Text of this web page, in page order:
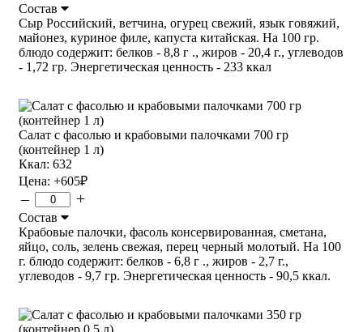
Состав
Сыр Российский, ветчина, огурец свежий, язык говяжий,
майонез, куриное филе, капуста китайская. На 100 гр.
блюдо содержит: белков - 8,8 г ., жиров - 20,4 г., углеводов
- 1,72 гр. Энергетическая ценность - 233 ккал
Салат с фасолью и крабовыми палочками 700 гр
(контейнер 1 л)
Ккал: 632
Цена: +605₽
– +
Состав
Крабовые палочки, фасоль консервированная, сметана,
яйцо, соль, зелень свежая, перец черный молотый. На 100
г. блюдо содержит: белков - 6,8 г ., жиров - 2,7 г.,
углеводов - 9,7 гр. Энергетическая ценность - 90,5 ккал.